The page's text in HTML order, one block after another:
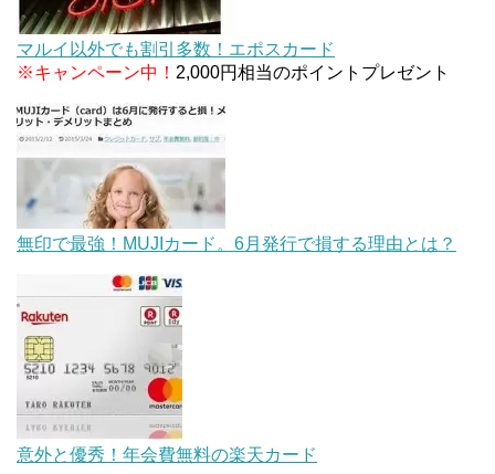
マルイ以外でも割引多数！エポスカード
※キャンペーン中！ 2,000円相当のポイントプレゼント
無印で最強！MUJIカード。6月発行で損する理由とは？
意外と優秀！年会費無料の楽天カード